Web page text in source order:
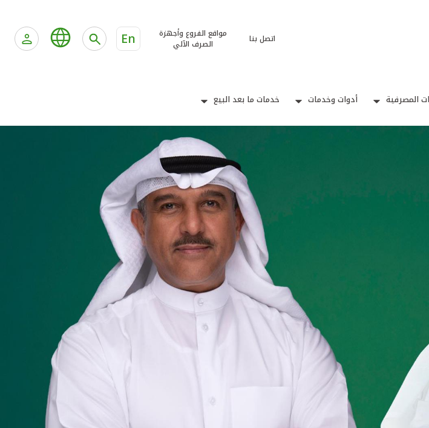
اتصل بنا
مواقع الفروع وأجهزة
الصرف الآلي
En
المصرفية أدوات وخدمات خدمات ما بعد البيع